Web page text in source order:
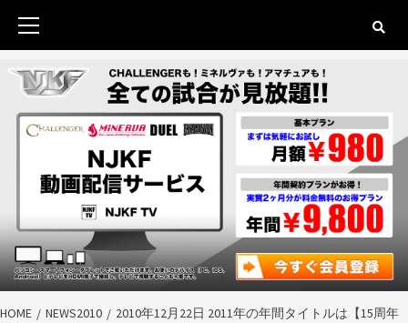
contentPrimary
HOME NEWS2010
2010年12月22日 2011年の年間タイトルは【15周年